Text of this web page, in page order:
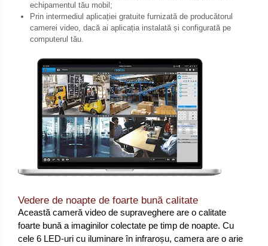
echipamentul tău mobil;
Prin intermediul aplicației gratuite furnizată de producătorul
camerei video, dacă ai aplicația instalată și configurată pe
computerul tău.
Vedere de noapte de foarte bună calitate
Această cameră video de supraveghere are o calitate
foarte bună a imaginilor colectate pe timp de noapte. Cu
cele 6 LED-uri cu iluminare în infraroșu, camera are o arie